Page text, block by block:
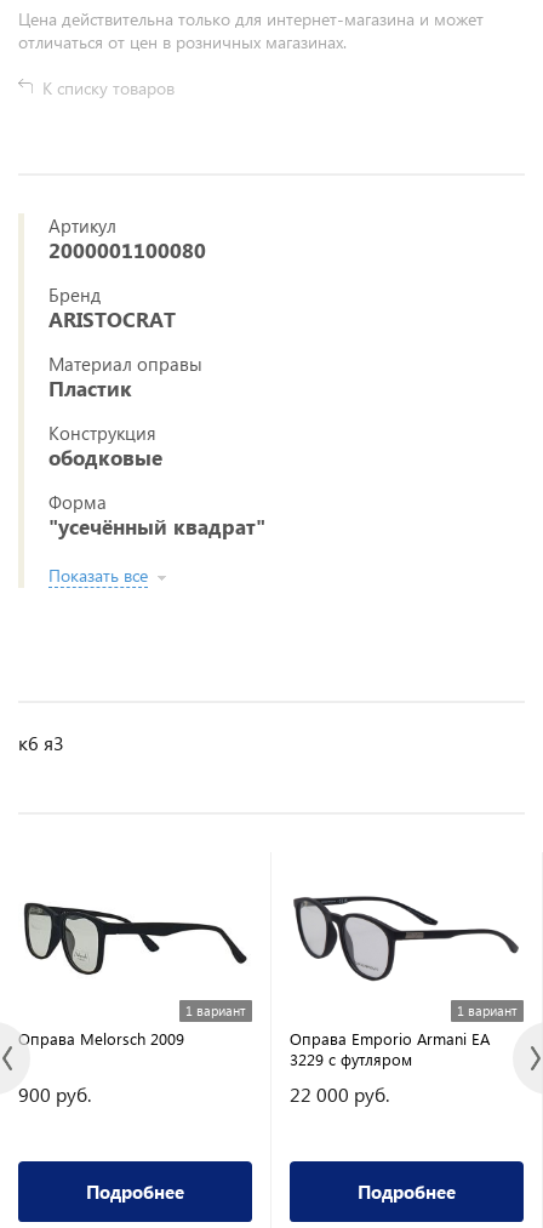
Цена действительна только для интернет-магазина и может
отличаться от цен в розничных магазинах.
К списку товаров
Артикул
2000001100080
Бренд
ARISTOCRAT
Материал оправы
Пластик
Конструкция
ободковые
Форма
"усечённый квадрат"
Показать все
к6 я3
1 вариант
Оправа Melorsch 2009
900 руб.
Подробнее
1 вариант
Оправа Emporio Armani EA
3229 с футляром
22 000 руб.
Подробнее